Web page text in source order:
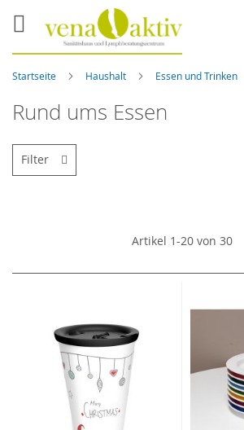
Startseite Haushalt Essen und Trinken
Rund ums Essen
Artikel 1-20 von 30
Filter